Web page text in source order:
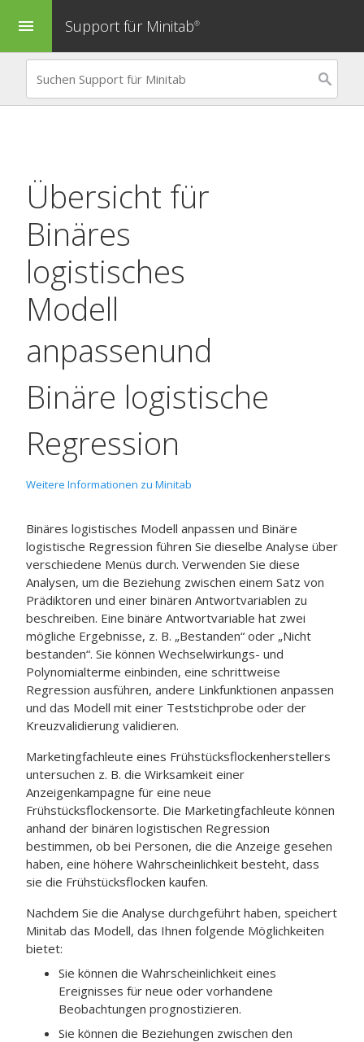
menu Support für Minitab®
Übersicht für
Binäres
logistisches
Modell
anpassenund
Binäre logistische
Regression
Weitere Informationen zu Minitab
Binäres logistisches Modell anpassen und Binäre
logistische Regression führen Sie dieselbe Analyse über
verschiedene Menüs durch. Verwenden Sie diese
Analysen, um die Beziehung zwischen einem Satz von
Prädiktoren und einer binären Antwortvariablen zu
beschreiben. Eine binäre Antwortvariable hat zwei
mögliche Ergebnisse, z. B. „Bestanden“ oder „Nicht
bestanden“. Sie können Wechselwirkungs- und
Polynomialterme einbinden, eine schrittweise
Regression ausführen, andere Linkfunktionen anpassen
und das Modell mit einer Teststichprobe oder der
Kreuzvalidierung validieren.
Marketingfachleute eines Frühstücksflockenherstellers
untersuchen z. B. die Wirksamkeit einer
Anzeigenkampagne für eine neue
Frühstücksflockensorte. Die Marketingfachleute können
anhand der binären logistischen Regression
bestimmen, ob bei Personen, die die Anzeige gesehen
haben, eine höhere Wahrscheinlichkeit besteht, dass
sie die Frühstücksflocken kaufen.
Nachdem Sie die Analyse durchgeführt haben, speichert
Minitab das Modell, das Ihnen folgende Möglichkeiten
bietet:
Sie können die Wahrscheinlichkeit eines
Ereignisses für neue oder vorhandene
Beobachtungen prognostizieren.
Sie können die Beziehungen zwischen den